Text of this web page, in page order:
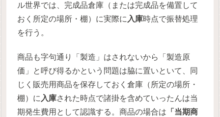
ル世界では、完成品倉庫（または完成品を備置して
おく所定の場所・棚）に実際に 入庫時点で振替処理
を行う。
商品も字句通り「製造」はされないから「製造原
価」と呼び得るかという問題は脇に置いといて、同
じく販売用商品を保存しておく倉庫（所定の場所・
棚）に 入庫された時点で諸掛を含めていったんは当
期発生費用として認識する。商品の場合は 「当期商